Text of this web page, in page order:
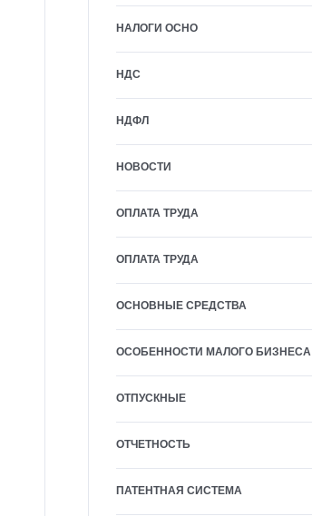
НАЛОГИ ОСНО
НДС
НДФЛ
НОВОСТИ
ОПЛАТА ТРУДА
ОПЛАТА ТРУДА
ОСНОВНЫЕ СРЕДСТВА
ОСОБЕННОСТИ МАЛОГО БИЗНЕСА
ОТПУСКНЫЕ
ОТЧЕТНОСТЬ
ПАТЕНТНАЯ СИСТЕМА